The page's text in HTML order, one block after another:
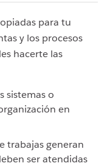
para tu
y los procesos
hacerte las
sistemas o
en
trabajas generan
ser atendidas